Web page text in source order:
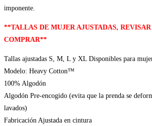
imponente.
**TALLAS DE MUJER AJUSTADAS,
COMPRAR**
Tallas ajustadas S, M, L y XL Disponibles para
Modelo: Heavy Cotton™
100% Algodón
Algodón Pre-encogido (evita que la prenda se
lavados)
Fabricación Ajustada en cintura